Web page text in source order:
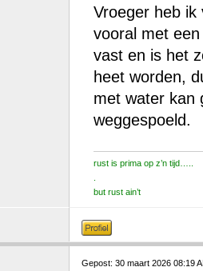
Vroeger heb ik
vooral met een
vast en is het
heet worden,
met water kan
weggespoeld.
rust is prima op z’n tijd…..
but rust ain’t
Gepost: 30 maart 2026 08:19